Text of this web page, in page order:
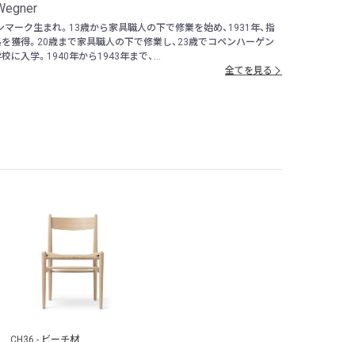
マーク生まれ。13歳から家具職人の下で修業を始め、1931年、指
獲得。20歳まで家具職人の下で修業し、23歳でコペンハーゲン
に入学。1940年から1943年まで、...
全てを見る